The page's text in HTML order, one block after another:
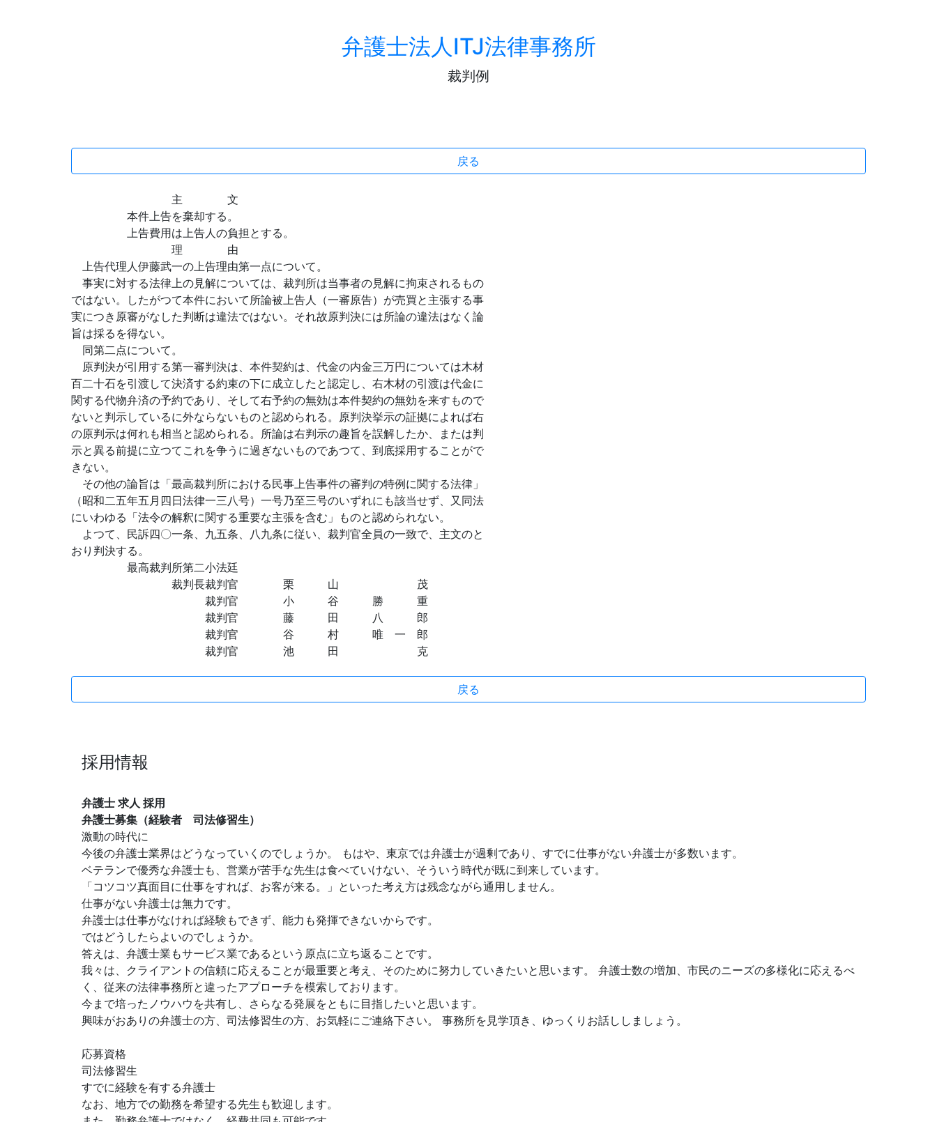
弁護士法人ITJ法律事務所
裁判例
戻る
主 文
本件上告を棄却する。
上告費用は上告人の負担とする。
理 由
上告代理人伊藤武一の上告理由第一点について。
事実に対する法律上の見解については、裁判所は当事者の見解に拘束されるもの
ではない。したがつて本件において所論被上告人（一審原告）が売買と主張する事
実につき原審がなした判断は違法ではない。それ故原判決には所論の違法はなく論
旨は採るを得ない。
同第二点について。
原判決が引用する第一審判決は、本件契約は、代金の内金三万円については木材
百二十石を引渡して決済する約束の下に成立したと認定し、右木材の引渡は代金に
関する代物弁済の予約であり、そして右予約の無効は本件契約の無効を来すもので
ないと判示しているに外ならないものと認められる。原判決挙示の証拠によれば右
の原判示は何れも相当と認められる。所論は右判示の趣旨を誤解したか、または判
示と異る前提に立つてこれを争うに過ぎないものであつて、到底採用することがで
きない。
その他の論旨は「最高裁判所における民事上告事件の審判の特例に関する法律」
（昭和二五年五月四日法律一三八号）一号乃至三号のいずれにも該当せず、又同法
にいわゆる「法令の解釈に関する重要な主張を含む」ものと認められない。
よつて、民訴四〇一条、九五条、八九条に従い、裁判官全員の一致で、主文のと
おり判決する。
最高裁判所第二小法廷
裁判長裁判官 栗 山 茂
裁判官 小 谷 勝 重
裁判官 藤 田 八 郎
裁判官 谷 村 唯 一 郎
裁判官 池 田 克
戻る
採用情報
弁護士 求人 採用
弁護士募集（経験者 司法修習生）
激動の時代に
今後の弁護士業界はどうなっていくのでしょうか。 もはや、東京では弁護士が過剰であり、すでに仕事がない弁護士が多数います。
ベテランで優秀な弁護士も、営業が苦手な先生は食べていけない、そういう時代が既に到来しています。
「コツコツ真面目に仕事をすれば、お客が来る。」といった考え方は残念ながら通用しません。
仕事がない弁護士は無力です。
弁護士は仕事がなければ経験もできず、能力も発揮できないからです。
ではどうしたらよいのでしょうか。
答えは、弁護士業もサービス業であるという原点に立ち返ることです。
我々は、クライアントの信頼に応えることが最重要と考え、そのために努力していきたいと思います。 弁護士数の増加、市民のニーズの多様化に応えるべ
く、従来の法律事務所と違ったアプローチを模索しております。
今まで培ったノウハウを共有し、さらなる発展をともに目指したいと思います。
興味がおありの弁護士の方、司法修習生の方、お気軽にご連絡下さい。 事務所を見学頂き、ゆっくりお話ししましょう。
応募資格
司法修習生
すでに経験を有する弁護士
なお、地方での勤務を希望する先生も歓迎します。